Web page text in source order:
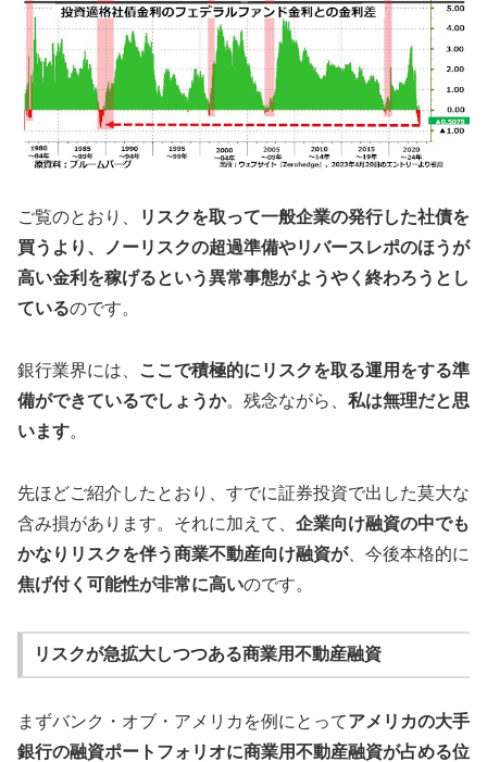
ご覧のとおり、
リスクを取って一般企業の発行した社債を
買うより、ノーリスクの超過準備やリバースレポのほうが
高い金利を稼げるという異常事態がようやく終わろうとし
ているのです。
銀行業界には、
ここで積極的にリスクを取る運用をする準
備ができているでしょうか。残念ながら、 私は無理だと思
います。
先ほどご紹介したとおり、すでに証券投資で出した莫大な
含み損があります。それに加えて、 企業向け融資の中でも
かなりリスクを伴う商業不動産向け融資が、今後本格的に
焦げ付く可能性が非常に高いのです。
リスクが急拡大しつつある商業用不動産融資
まずバンク・オブ・アメリカを例にとってアメリカの大手
銀行の融資ポートフォリオに商業用不動産融資が占める位